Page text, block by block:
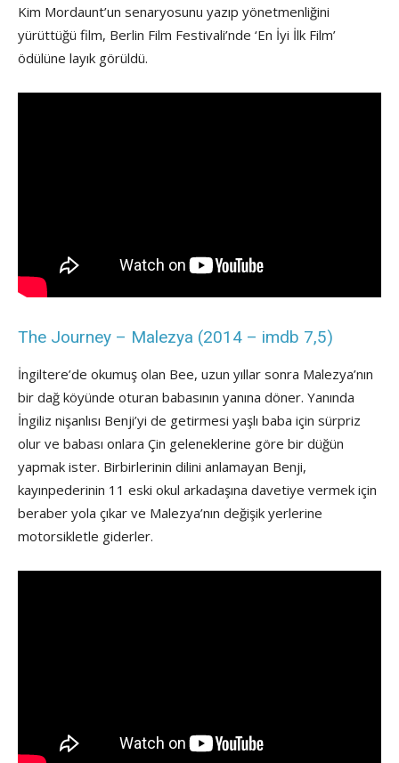
Kim Mordaunt’un senaryosunu yazıp yönetmenliğini
yürüttüğü film, Berlin Film Festivali’nde ‘En İyi İlk Film’
ödülüne layık görüldü.
The Journey – Malezya (2014 – imdb 7,5)
İngiltere’de okumuş olan Bee, uzun yıllar sonra Malezya’nın
bir dağ köyünde oturan babasının yanına döner. Yanında
İngiliz nişanlısı Benji’yi de getirmesi yaşlı baba için sürpriz
olur ve babası onlara Çin geleneklerine göre bir düğün
yapmak ister. Birbirlerinin dilini anlamayan Benji,
kayınpederinin 11 eski okul arkadaşına davetiye vermek için
beraber yola çıkar ve Malezya’nın değişik yerlerine
motorsikletle giderler.